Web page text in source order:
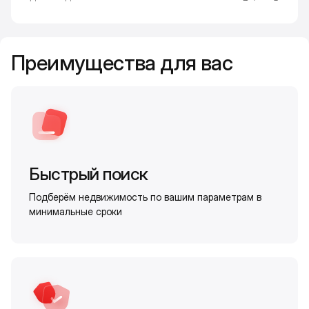
Преимущества для вас
Быстрый поиск
Подберём недвижимость по вашим параметрам в
минимальные сроки